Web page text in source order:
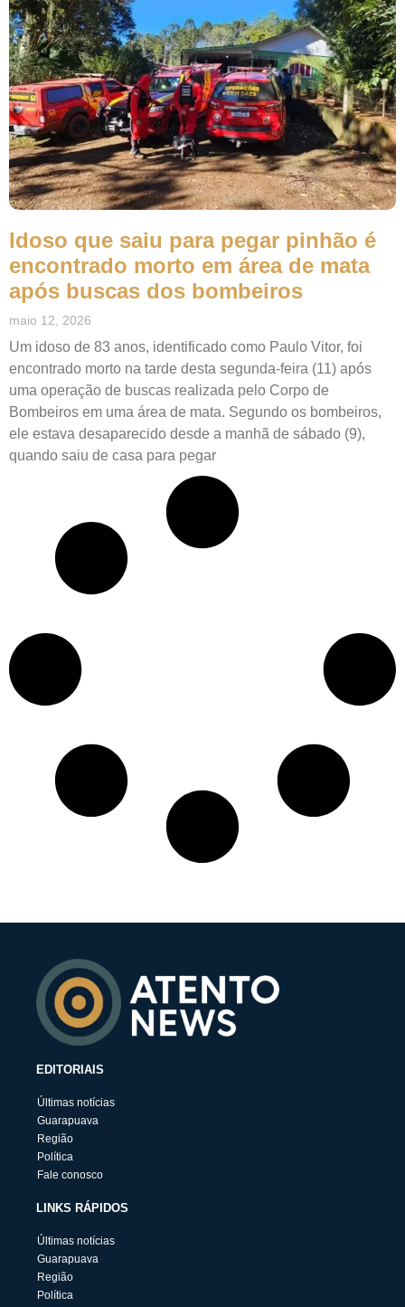
Idoso que saiu para pegar pinhão é
encontrado morto em área de mata
após buscas dos bombeiros
maio 12, 2026
Um idoso de 83 anos, identificado como Paulo Vitor, foi
encontrado morto na tarde desta segunda-feira (11) após
uma operação de buscas realizada pelo Corpo de
Bombeiros em uma área de mata. Segundo os bombeiros,
ele estava desaparecido desde a manhã de sábado (9),
quando saiu de casa para pegar
EDITORIAIS
Últimas notícias
Guarapuava
Região
Política
Fale conosco
LINKS RÁPIDOS
Últimas notícias
Guarapuava
Região
Política